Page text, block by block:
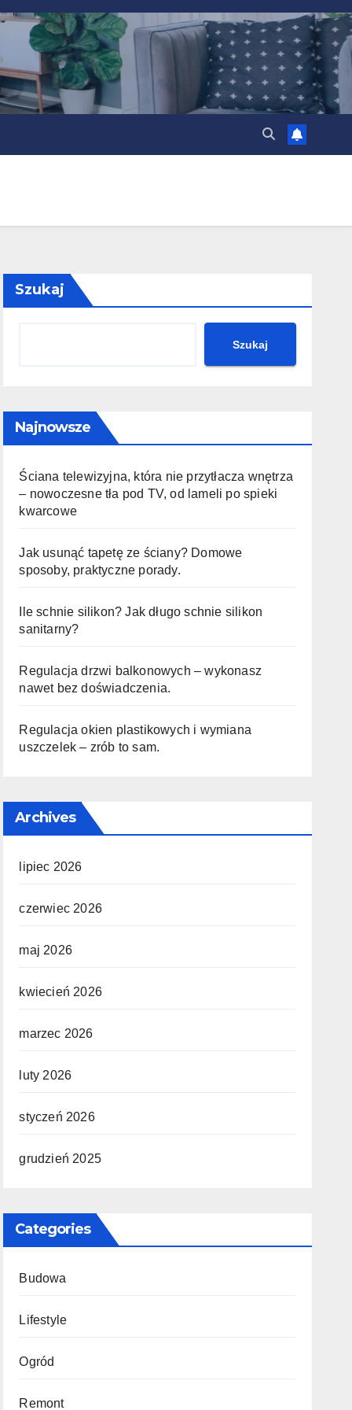
Szukaj
Szukaj
Najnowsze
Ściana telewizyjna, która nie przytłacza wnętrza
– nowoczesne tła pod TV, od lameli po spieki
kwarcowe
Jak usunąć tapetę ze ściany? Domowe
sposoby, praktyczne porady.
Ile schnie silikon? Jak długo schnie silikon
sanitarny?
Regulacja drzwi balkonowych – wykonasz
nawet bez doświadczenia.
Regulacja okien plastikowych i wymiana
uszczelek – zrób to sam.
Archives
lipiec 2026
czerwiec 2026
maj 2026
kwiecień 2026
marzec 2026
luty 2026
styczeń 2026
grudzień 2025
Categories
Budowa
Lifestyle
Ogród
Remont